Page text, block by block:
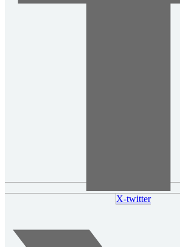
X-twitter